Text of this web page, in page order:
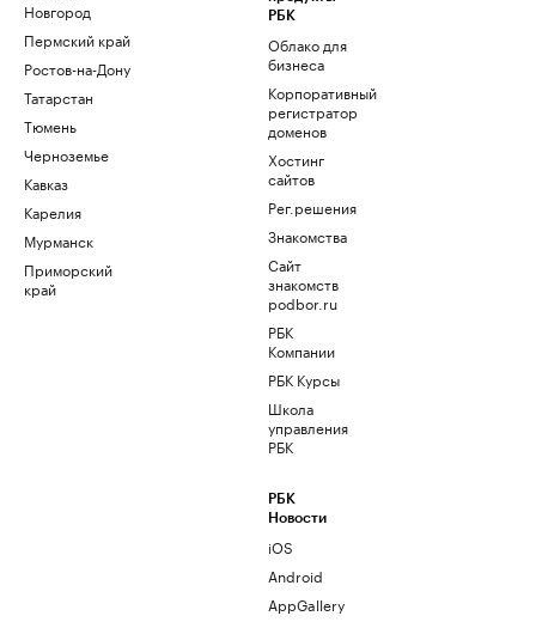
Новгород
Пермский край
Ростов-на-Дону
Татарстан
Тюмень
Черноземье
Кавказ
Карелия
Мурманск
Приморский
край
РБК
Облако для
бизнеса
Корпоративный
регистратор
доменов
Хостинг
сайтов
Рег.решения
Знакомства
Сайт
знакомств
podbor.ru
РБК
Компании
РБК Курсы
Школа
управления
РБК
РБК
Новости
iOS
Android
AppGallery